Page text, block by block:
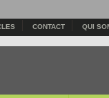
CONTACT QUI